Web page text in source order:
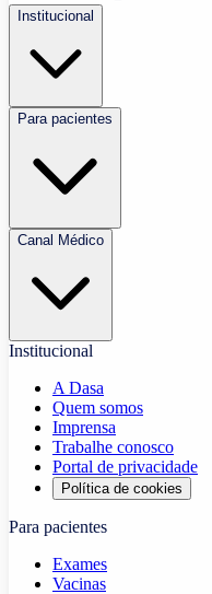
Institucional
Para pacientes
Canal Médico
Institucional
A Dasa
Quem somos
Imprensa
Trabalhe conosco
Portal de privacidade
Política de cookies
Para pacientes
Exames
Vacinas